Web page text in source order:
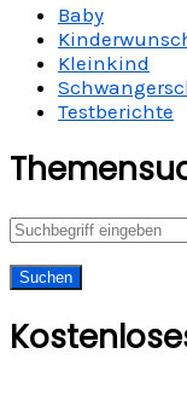
Baby
Kleinkind
Testberichte